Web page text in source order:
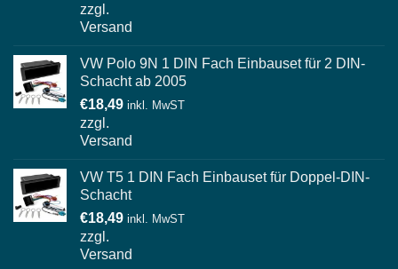
zzgl.
Versand
VW Polo 9N 1 DIN Fach Einbauset für 2 DIN-
Schacht ab 2005
€18,49 inkl. MwST
zzgl.
Versand
VW T5 1 DIN Fach Einbauset für Doppel-DIN-
Schacht
€18,49 inkl. MwST
zzgl.
Versand